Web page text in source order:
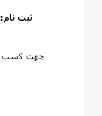
ثبت نام: